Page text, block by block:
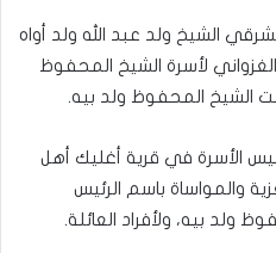
الشيخ ولد عبد الله ولد أواه
لأسرة الشيخ المحفوظ
الشيخ المحفوظ ولد بيه.
الأسرة في قرية أغليك أهل
والمواساة باسم الرئيس
ولد بيه، ولأفراد العائلة.